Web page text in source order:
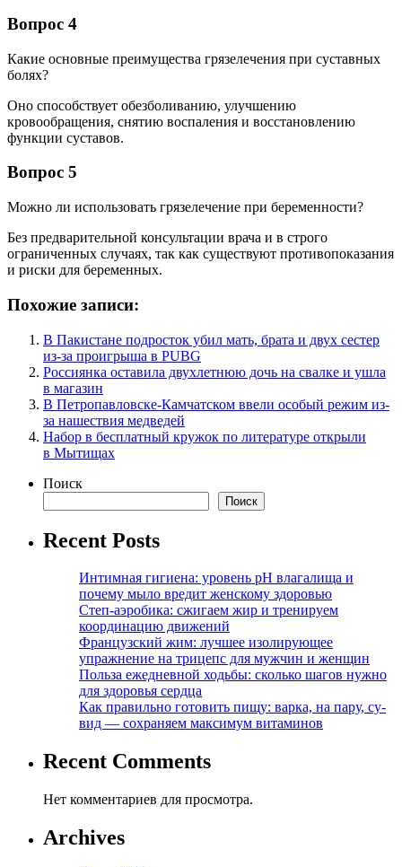
Вопрос 4
Какие основные преимущества грязелечения при суставных
болях?
Оно способствует обезболиванию, улучшению
кровообращения, снятию воспаления и восстановлению
функции суставов.
Вопрос 5
Можно ли использовать грязелечение при беременности?
Без предварительной консультации врача и в строго
ограниченных случаях, так как существуют противопоказания
и риски для беременных.
Похожие записи:
В Пакистане подросток убил мать, брата и двух сестер
из-за проигрыша в PUBG
Россиянка оставила двухлетнюю дочь на свалке и ушла
в магазин
В Петропавловске-Камчатском ввели особый режим из-
за нашествия медведей
Набор в бесплатный кружок по литературе открыли
в Мытищах
Поиск
Поиск
Recent Posts
Интимная гигиена: уровень pH влагалища и
почему мыло вредит женскому здоровью
Степ-аэробика: сжигаем жир и тренируем
координацию движений
Французский жим: лучшее изолирующее
упражнение на трицепс для мужчин и женщин
Польза ежедневной ходьбы: сколько шагов нужно
для здоровья сердца
Как правильно готовить пищу: варка, на пару, су-
вид — сохраняем максимум витаминов
Recent Comments
Нет комментариев для просмотра.
Archives